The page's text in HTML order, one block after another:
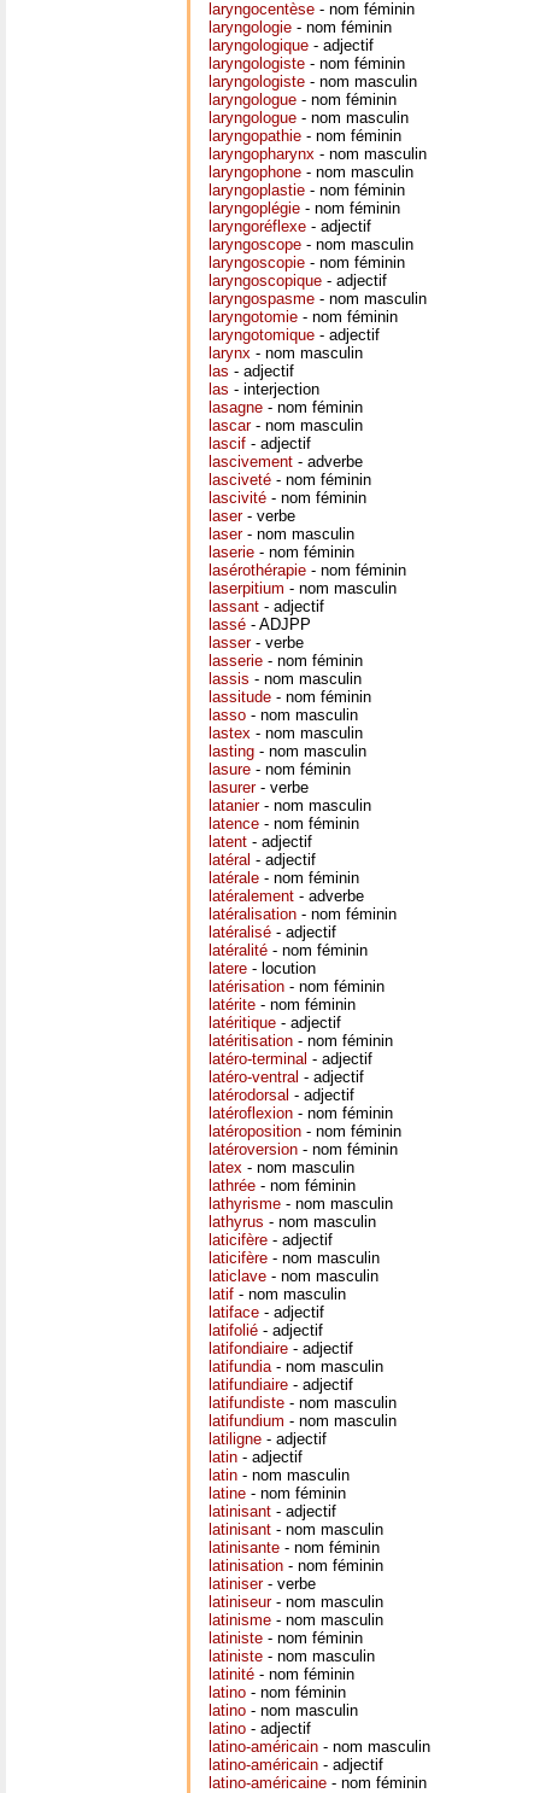
laryngocentèse - nom féminin
laryngologie - nom féminin
laryngologique - adjectif
laryngologiste - nom féminin
laryngologiste - nom masculin
laryngologue - nom féminin
laryngologue - nom masculin
laryngopathie - nom féminin
laryngopharynx - nom masculin
laryngophone - nom masculin
laryngoplastie - nom féminin
laryngoplégie - nom féminin
laryngoréflexe - adjectif
laryngoscope - nom masculin
laryngoscopie - nom féminin
laryngoscopique - adjectif
laryngospasme - nom masculin
laryngotomie - nom féminin
laryngotomique - adjectif
larynx - nom masculin
las - adjectif
las - interjection
lasagne - nom féminin
lascar- nom masculin
lascif - adjectif
lascivement - adverbe
lasciveté - nom féminin
lascivité - nom féminin
laser- verbe
laser- nom masculin
laserie - nom féminin
lasérothérapie - nom féminin
laserpitium - nom masculin
lassant - adjectif
lassé - ADJPP
lasser- verbe
lasserie - nom féminin
lassis - nom masculin
lassitude - nom féminin
lasso - nom masculin
lastex - nom masculin
lasting - nom masculin
lasure - nom féminin
lasurer- verbe
latanier- nom masculin
latence - nom féminin
latent - adjectif
latéral - adjectif
latérale - nom féminin
latéralement - adverbe
latéralisation - nom féminin
latéralisé - adjectif
latéralité - nom féminin
latere - locution
latérisation - nom féminin
latérite - nom féminin
latéritique - adjectif
latéritisation - nom féminin
latéro-terminal - adjectif
latéro-ventral - adjectif
latérodorsal - adjectif
latéroflexion - nom féminin
latéroposition - nom féminin
latéroversion - nom féminin
latex - nom masculin
lathrée - nom féminin
lathyrisme - nom masculin
lathyrus - nom masculin
laticifère - adjectif
laticifère - nom masculin
laticlave - nom masculin
latif - nom masculin
latiface - adjectif
latifolié - adjectif
latifondiaire - adjectif
latifundia- nom masculin
latifundiaire - adjectif
latifundiste - nom masculin
latifundium - nom masculin
latiligne - adjectif
latin - adjectif
latin - nom masculin
latine - nom féminin
latinisant - adjectif
latinisant - nom masculin
latinisante - nom féminin
latinisation - nom féminin
latiniser- verbe
latiniseur- nom masculin
latinisme - nom masculin
latiniste - nom féminin
latiniste - nom masculin
latinité - nom féminin
latino - nom féminin
latino - nom masculin
latino - adjectif
latino-américain - nom masculin
latino-américain - adjectif
latino-américaine - nom féminin